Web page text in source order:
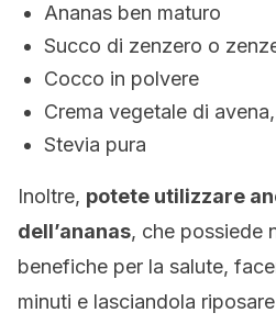
Ananas ben maturo
Succo di zenzero o
Cocco in polvere
Crema vegetale di
Stevia pura
Inoltre, potete utilizzare
dell’ananas, che possiede
benefiche per la salute,
minuti e lasciandola